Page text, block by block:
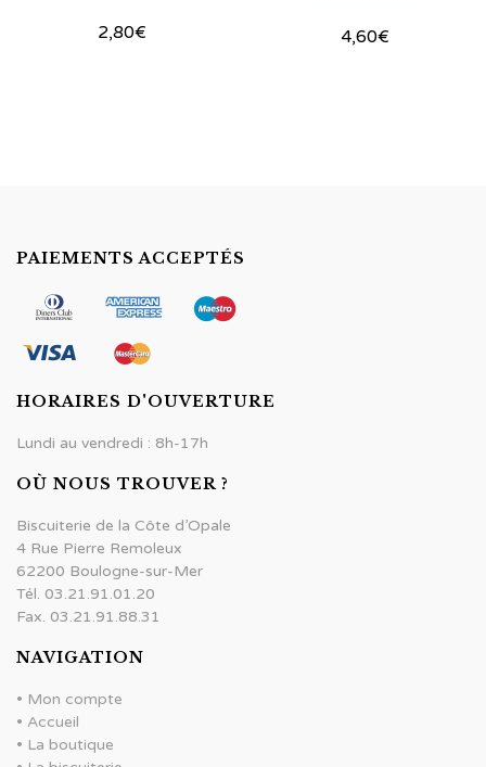
2,80€ 4,60€
PAIEMENTS ACCEPTÉS
HORAIRES D'OUVERTURE
Lundi au vendredi : 8h-17h
OÙ NOUS TROUVER ?
Biscuiterie de la Côte d’Opale
4 Rue Pierre Remoleux
62200 Boulogne-sur-Mer
Tél. 03.21.91.01.20
Fax. 03.21.91.88.31
NAVIGATION
• Mon compte
• Accueil
• La boutique